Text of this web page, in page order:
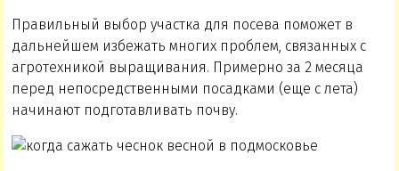
Правильный выбор участка для посева поможет в
дальнейшем избежать многих проблем, связанных с
агротехникой выращивания. Примерно за 2 месяца
перед непосредственными посадками (еще с лета)
начинают подготавливать почву.